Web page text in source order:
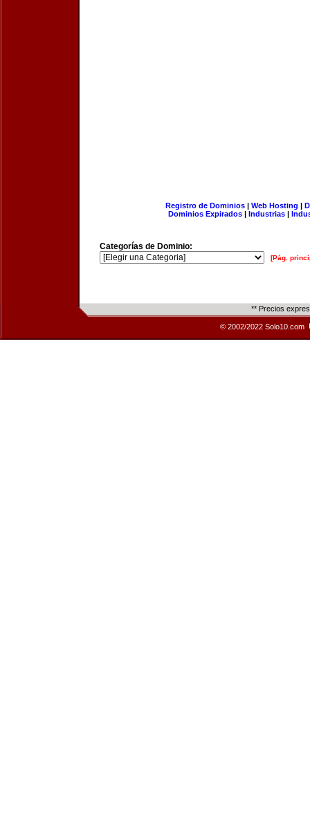
Registro de Dominios| Web Hosting |
Dominios Expirados | Industrias |
Categorías de Dominio:
[Pág.
** Precios
© 2002/2022 Solo10.com